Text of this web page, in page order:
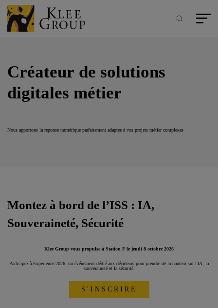
Aller
au
contenu
principal
Recherche
Menu
Créateur de solutions
digitales métier
Nous apportons la réponse numérique parfaitement adaptée à vos projets métier complexes
Montez à bord de l’ISS : IA,
Souveraineté, Sécurité
Klee Group vous propulse à Station F le jeudi 8 octobre 2026
Participez à Experience.2026, un événement dédié aux décideurs pour prendre de la hauteur sur l'IA, la
souveraineté et la sécurité.
S'INSCRIRE